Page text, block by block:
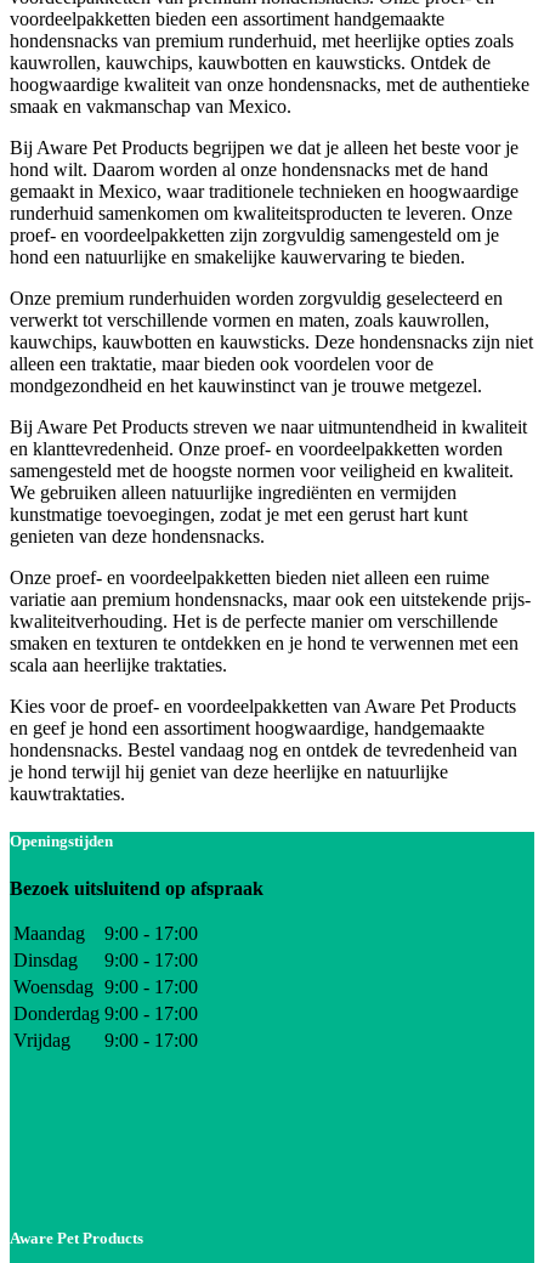
voordeelpakketten bieden een assortiment handgemaakte
hondensnacks van premium runderhuid, met heerlijke opties zoals
kauwrollen, kauwchips, kauwbotten en kauwsticks. Ontdek de
hoogwaardige kwaliteit van onze hondensnacks, met de authentieke
smaak en vakmanschap van Mexico.
Bij Aware Pet Products begrijpen we dat je alleen het beste voor je
hond wilt. Daarom worden al onze hondensnacks met de hand
gemaakt in Mexico, waar traditionele technieken en hoogwaardige
runderhuid samenkomen om kwaliteitsproducten te leveren. Onze
proef- en voordeelpakketten zijn zorgvuldig samengesteld om je
hond een natuurlijke en smakelijke kauwervaring te bieden.
Onze premium runderhuiden worden zorgvuldig geselecteerd en
verwerkt tot verschillende vormen en maten, zoals kauwrollen,
kauwchips, kauwbotten en kauwsticks. Deze hondensnacks zijn niet
alleen een traktatie, maar bieden ook voordelen voor de
mondgezondheid en het kauwinstinct van je trouwe metgezel.
Bij Aware Pet Products streven we naar uitmuntendheid in kwaliteit
en klanttevredenheid. Onze proef- en voordeelpakketten worden
samengesteld met de hoogste normen voor veiligheid en kwaliteit.
We gebruiken alleen natuurlijke ingrediënten en vermijden
kunstmatige toevoegingen, zodat je met een gerust hart kunt
genieten van deze hondensnacks.
Onze proef- en voordeelpakketten bieden niet alleen een ruime
variatie aan premium hondensnacks, maar ook een uitstekende prijs-
kwaliteitverhouding. Het is de perfecte manier om verschillende
smaken en texturen te ontdekken en je hond te verwennen met een
scala aan heerlijke traktaties.
Kies voor de proef- en voordeelpakketten van Aware Pet Products
en geef je hond een assortiment hoogwaardige, handgemaakte
hondensnacks. Bestel vandaag nog en ontdek de tevredenheid van
je hond terwijl hij geniet van deze heerlijke en natuurlijke
kauwtraktaties.
Openingstijden
Bezoek uitsluitend op afspraak
Maandag
9:00 - 17:00
Dinsdag
9:00 - 17:00
Woensdag 9:00 - 17:00
Donderdag 9:00 - 17:00
Vrijdag
9:00 - 17:00
Aware Pet Products